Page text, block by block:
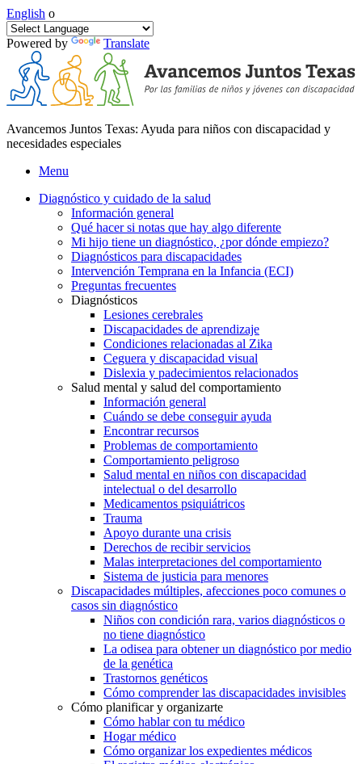
English o
Powered by Translate
Avancemos Juntos Texas: Ayuda para niños con discapacidad y
necesidades especiales
Menu
Diagnóstico y cuidado de la salud
Información general
Qué hacer si notas que hay algo diferente
Mi hijo tiene un diagnóstico, ¿por dónde empiezo?
Diagnósticos para discapacidades
Intervención Temprana en la Infancia (ECI)
Preguntas frecuentes
Diagnósticos
Lesiones cerebrales
Discapacidades de aprendizaje
Condiciones relacionadas al Zika
Ceguera y discapacidad visual
Dislexia y padecimientos relacionados
Salud mental y salud del comportamiento
Información general
Cuándo se debe conseguir ayuda
Encontrar recursos
Problemas de comportamiento
Comportamiento peligroso
Salud mental en niños con discapacidad
intelectual o del desarrollo
Medicamentos psiquiátricos
Trauma
Apoyo durante una crisis
Derechos de recibir servicios
Malas interpretaciones del comportamiento
Sistema de justicia para menores
Discapacidades múltiples, afecciones poco comunes o
casos sin diagnóstico
Niños con condición rara, varios diagnósticos o
no tiene diagnóstico
La odisea para obtener un diagnóstico por medio
de la genética
Trastornos genéticos
Cómo comprender las discapacidades invisibles
Cómo planificar y organizarte
Cómo hablar con tu médico
Hogar médico
Cómo organizar los expedientes médicos